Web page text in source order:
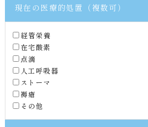
現在の医療的処置（複数可）
経管栄養
在宅酸素
点滴
人工呼吸器
ストーマ
褥瘡
その他